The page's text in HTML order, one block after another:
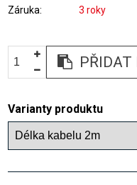
Záruka
3 roky
PŘIDAT
Varianty produktu